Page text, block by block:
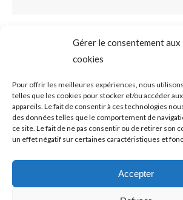
Gérer le consentement aux
cookies
Pour offrir les meilleures expériences, nous
telles que les cookies pour stocker et/ou accéder
appareils. Le fait de consentir à ces technologies
des données telles que le comportement de
ce site. Le fait de ne pas consentir ou de retirer son
un effet négatif sur certaines caractéristiques et
Accepter